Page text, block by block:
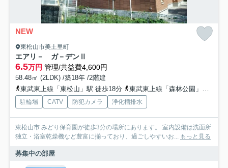
NEW
東松山市美土里町
エアリ－ ガ－デンⅡ
6.5万円 管理/共益費4,600円
58.48㎡ (2LDK) /築18年 /2階建
東武東上線「東松山」駅 徒歩18分
東武東上線「森林公園」駅 徒歩25分
駐輪場 CATV 防犯カメラ 浄化槽排水
東松山市 みどり保育園が徒歩3分の場所にあります。 室内設備は洗面所
独立・浴室乾燥機など豊富に揃っており、過ごしやすいお... もっと見る
募集中の部屋